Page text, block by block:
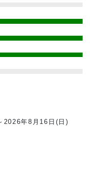
2026年8月16日(日)